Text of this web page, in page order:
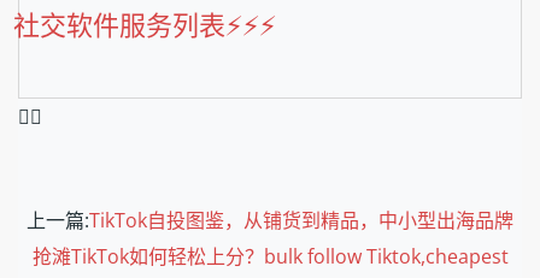
社交软件服务列表⚡️⚡️⚡️
❤️‍🔥
上一篇:TikTok自投图鉴，从铺货到精品，中小型出海品牌
抢滩TikTok如何轻松上分？bulk follow Tiktok,cheapest